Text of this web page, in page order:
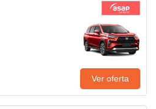
Ver oferta